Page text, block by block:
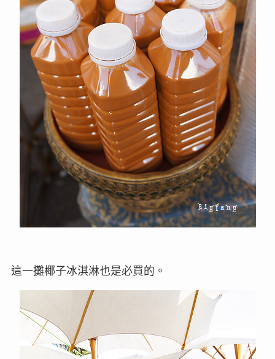
這一攤椰子冰淇淋也是必買的。